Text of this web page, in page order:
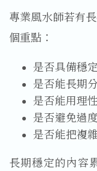
專業風水師若有
個重點：
是否具備穩
是否能長期
是否能用理
是否避免過
是否能把複
長期穩定的內容